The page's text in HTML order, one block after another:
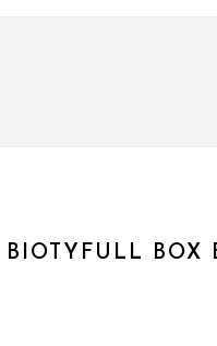
BIOTYFULL BOX